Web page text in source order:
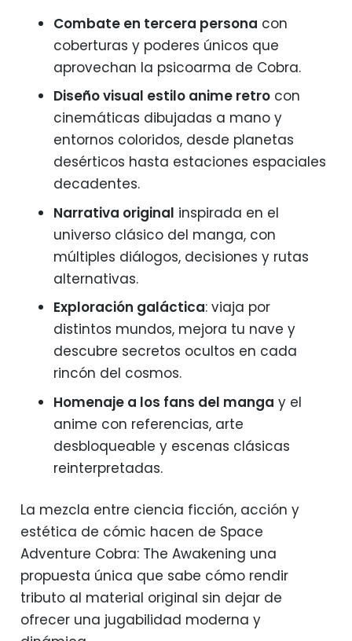
Combate en tercera persona con
coberturas y poderes únicos que
aprovechan la psicoarma de Cobra.
Diseño visual estilo anime retro con
cinemáticas dibujadas a mano y
entornos coloridos, desde planetas
desérticos hasta estaciones espaciales
decadentes.
Narrativa original inspirada en el
universo clásico del manga, con
múltiples diálogos, decisiones y rutas
alternativas.
Exploración galáctica: viaja por
distintos mundos, mejora tu nave y
descubre secretos ocultos en cada
rincón del cosmos.
Homenaje a los fans del manga y el
anime con referencias, arte
desbloqueable y escenas clásicas
reinterpretadas.
La mezcla entre ciencia ficción, acción y
estética de cómic hacen de Space
Adventure Cobra: The Awakening una
propuesta única que sabe cómo rendir
tributo al material original sin dejar de
ofrecer una jugabilidad moderna y